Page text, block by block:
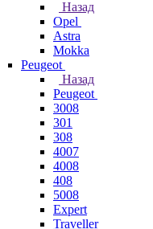
Назад
Opel
Astra
Mokka
Peugeot
Назад
Peugeot
3008
301
308
4007
4008
408
5008
Expert
Traveller